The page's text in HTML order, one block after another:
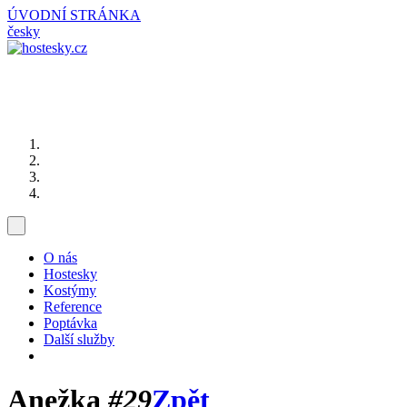
ÚVODNÍ STRÁNKA
česky
O nás
Hostesky
Kostýmy
Reference
Poptávka
Další služby
Anežka #29Zpět